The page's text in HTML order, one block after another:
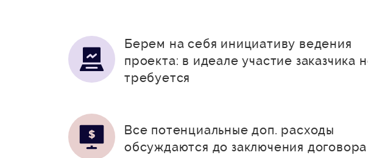
Берем на себя инициативу ведения
проекта: в идеале участие заказчика
требуется
Все потенциальные доп. расходы
обсуждаются до заключения договора